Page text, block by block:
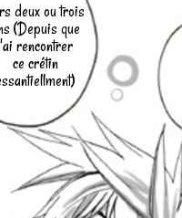
deux ou trois
(Depuis que
rencontrer
ce crétin